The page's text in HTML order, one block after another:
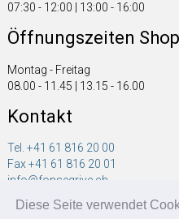
Diese Seite verwendet
07:30 - 12:00 | 13:00 - 16:00
Öffnungszeiten
Montag - Freitag
08.00 - 11.45 | 13.15 - 16.00
Kontakt
Tel. +41 61 816 20 00
Fax +41 61 816 20 01
info@fonsegrive.ch
Fonsegrive GmbH